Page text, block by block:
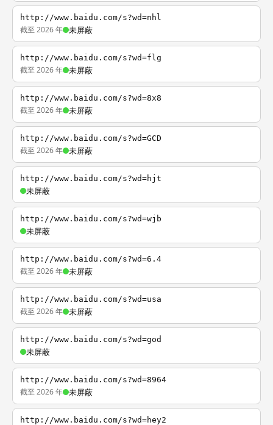
http://www.baidu.com/s?wd=nhl
截至 2026 年 未屏蔽
http://www.baidu.com/s?wd=flg
截至 2026 年 未屏蔽
http://www.baidu.com/s?wd=8x8
截至 2026 年 未屏蔽
http://www.baidu.com/s?wd=GCD
截至 2026 年 未屏蔽
http://www.baidu.com/s?wd=hjt
未屏蔽
http://www.baidu.com/s?wd=wjb
未屏蔽
http://www.baidu.com/s?wd=6.4
截至 2026 年 未屏蔽
http://www.baidu.com/s?wd=usa
截至 2026 年 未屏蔽
http://www.baidu.com/s?wd=god
未屏蔽
http://www.baidu.com/s?wd=8964
截至 2026 年 未屏蔽
http://www.baidu.com/s?wd=hey2